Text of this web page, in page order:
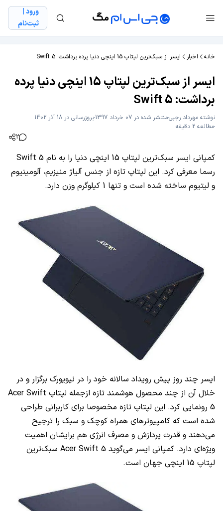
ورود |
ثبت‌نام
خانه اخبار ایسر از سبک‌ترین لپتاپ 15 اینچی دنیا پرده برداشت: Swift 5
ایسر از سبک‌ترین لپتاپ 15 اینچی دنیا پرده
برداشت: Swift 5
نوشته مهرداد رجبیمنتشر شده در 07 خرداد 1397
بروزرسانی در 18 آذر 1402
مطالعه 2 دقیقه
2
کمپانی ایسر سبک‌ترین لپتاپ 15 اینچی دنیا را به نام Swift 5
رسما معرفی کرد. این لپتاپ تازه از جنس آلیاژ منیزیم، آلومینیوم
و لیتیوم ساخته شده است و تنها 1 کیلوگرم وزن دارد.
ایسر چند روز پیش رویداد سالانه خود را در نیویورک برگزار و در
خلال آن از چند محصول هوشمند تازه ازجمله لپتاپ Acer Swift
5 رونمایی کرد. این لپتاپ تازه مخصوصا برای کاربرانی طراحی
شده است که کامپیوترهای همراه کوچک و سبک را ترجیح
می‌دهند و قدرت پردازش و مصرف انرژی هم برایشان اهمیت
ویژه‌ای دارد. کمپانی ایسر می‌گوید Acer Swift 5 سبک‌ترین
لپتاپ 15 اینچی جهان است.